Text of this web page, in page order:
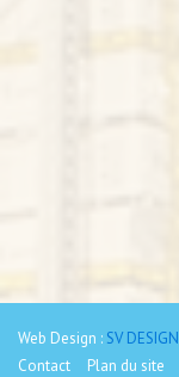
Web Design : SV DESIGN
Contact
Plan du site